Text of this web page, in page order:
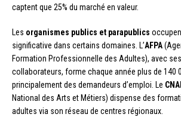
captent que 25% du marché en valeur.
Les organismes publics et parapublics
significative dans certains domaines. L’AFPA
Formation Professionnelle des Adultes), avec
collaborateurs, forme chaque année plus de 140
principalement des demandeurs d’emploi. Le
National des Arts et Métiers) dispense des
adultes via son réseau de centres régionaux.